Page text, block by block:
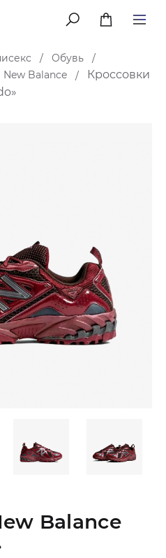
меню
/ Обувь
/
Balance /
Кроссовки
Balance